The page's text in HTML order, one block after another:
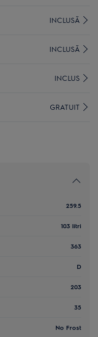
INCLUSĂ
INCLUSĂ
INCLUS
GRATUIT
259.5
103 litri
363
D
203
35
No Frost